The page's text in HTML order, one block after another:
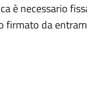
è necessario
firmato da